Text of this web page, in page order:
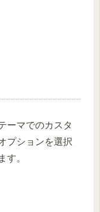
ーマでのカスタ
プションを選択
す。